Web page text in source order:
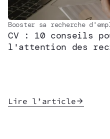
Booster sa recherche
CV : 10 conseils
l'attention des
Lire l’article